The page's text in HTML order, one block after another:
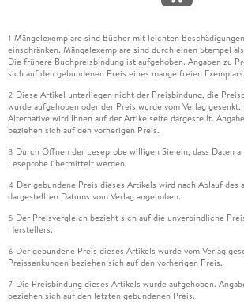
1 Mängelexemplare sind Bücher mit leichten
einschränken. Mängelexemplare sind durch einen Stempel
Die frühere Buchpreisbindung ist aufgehoben. Angaben zu
sich auf den gebundenen Preis eines mangelfreien Exemplars.
2 Diese Artikel unterliegen nicht der Preisbindung, die
wurde aufgehoben oder der Preis wurde vom Verlag
Alternative wird Ihnen auf der Artikelseite dargestellt.
beziehen sich auf den vorherigen Preis.
3 Durch Öffnen der Leseprobe willigen Sie ein, dass Daten
Leseprobe übermittelt werden.
4 Der gebundene Preis dieses Artikels wird nach Ablauf des
dargestellten Datums vom Verlag angehoben.
5 Der Preisvergleich bezieht sich auf die unverbindliche
Herstellers.
6 Der gebundene Preis dieses Artikels wurde vom Verlag
Preissenkungen beziehen sich auf den vorherigen Preis.
7 Die Preisbindung dieses Artikels wurde aufgehoben.
beziehen sich auf den letzten gebundenen Preis.